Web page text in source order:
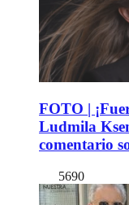
FOTO |
Ludmila
comentario
5690